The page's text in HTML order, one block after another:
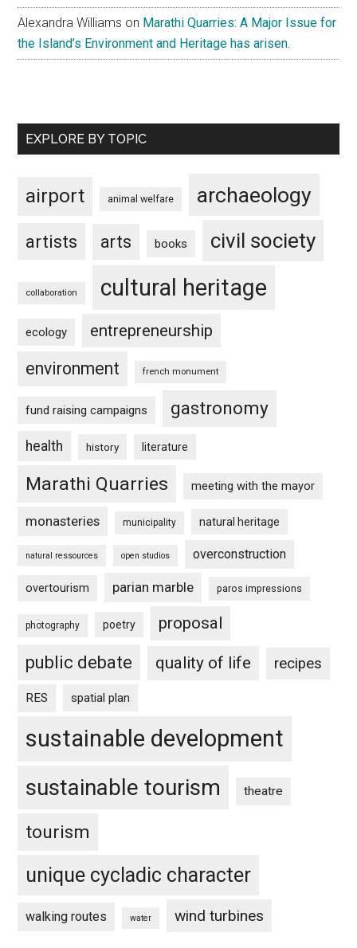
Alexandra Williams on Marathi Quarries: A Major Issue for
the Island’s Environment and Heritage has arisen.
EXPLORE BY TOPIC
airport animal welfare archaeology
artists arts books civil society
collaboration cultural heritage
ecology entrepreneurship
environment french monument
fund raising campaigns gastronomy
health history literature
Marathi Quarries meeting with the mayor
monasteries municipality natural heritage
natural ressources open studios overconstruction
overtourism parian marble paros impressions
photography poetry proposal
public debate quality of life recipes
RES spatial plan
sustainable development
sustainable tourism theatre
tourism
unique cycladic character
walking routes water wind turbines